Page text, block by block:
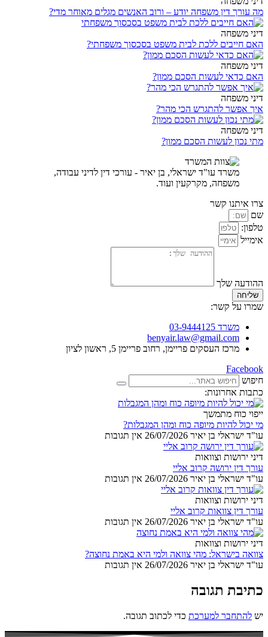
מה עורך דין משפחה יודע – ורוב האנשים מגלים מאוחר מדי?
דיני משפחה
האם חייבים ללכת לבית משפט בסכסוך משפחתי?
דיני משפחה
האם כדאי לעשות הסכם ממון?
דיני משפחה
איך אפשר להתגרש הכי מהר?
דיני משפחה
מתי נכון לעשות הסכם ממון?
משרד עו"ד ישראלי, בן יאיר - עורכי דין לדיני עבודה,
משפחה, מקרקעין ועוד.
צרו איתנו קשר
שם
טלפון:
אימייל
ההודעה שלך
שליחה
שמרו על קשר:
משרד 03-9444125
benyair.law@gmail.com
מרכז העסקים פריימן, רחוב פריימן 5, ראשון לציון
Facebook
חיפוש
כתבות אחרונות:
ייפוי כוח מתמשך
מי יכול להיות מיופה כוח ומהן המגבלות?
עו"ד ישראלי בן יאיר 26/07/2026 אין תגובות
דיני ירושות וצוואות
עורך דין ירושה קרוב אליי
עו"ד ישראלי בן יאיר 26/07/2026 אין תגובות
דיני ירושות וצוואות
עורך דין צוואות קרוב אליי
עו"ד ישראלי בן יאיר 26/07/2026 אין תגובות
דיני ירושות וצוואות
צוואה בישראל: מהי צוואה ולמי היא באמת נחוצה?
עו"ד ישראלי בן יאיר 26/07/2026 אין תגובות
כתיבת תגובה
יש להתחבר למערכת כדי לכתוב תגובה.